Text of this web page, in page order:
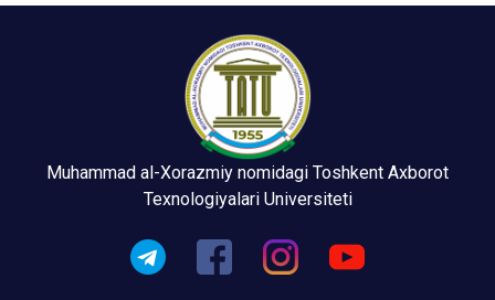
Muhammad al-Xorazmiy nomidagi Toshkent Axborot
Texnologiyalari Universiteti